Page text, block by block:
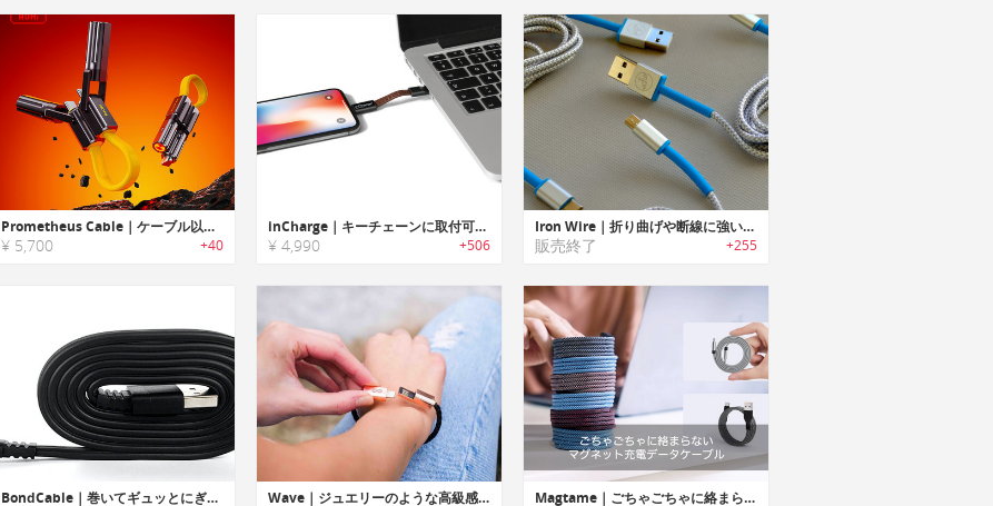
Prometheus Cable｜ケーブル以上の存在。ライターとポケットナイフを備えた多機能充電ケーブル
¥ 5,700 +40
inCharge｜キーチェーンに取付可能なオールインワン充電ケーブル「インチャージ」
¥ 4,990 +506
Iron Wire｜折り曲げや断線に強いケブラー製充電ケーブル「アイアンワイヤー」
販売終了 +255
BondCable｜巻いてギュッとにぎると形状をキープする充電ケーブル「ボンドケーブル」 Wave｜ジュエリーのような高級感のあるブレスレットデザイン充電ケーブル「ウェーブ」 Magtame｜ごちゃごちゃに絡まらないマグネット充電データケーブル